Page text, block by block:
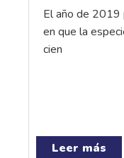
El año de 2019
en que la
cien
Leer más